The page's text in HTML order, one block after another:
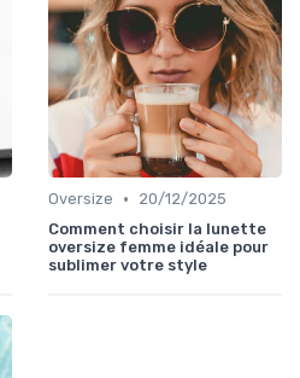
Oversize •
20/12/2025
Comment choisir la lunette
oversize femme idéale pour
sublimer votre style